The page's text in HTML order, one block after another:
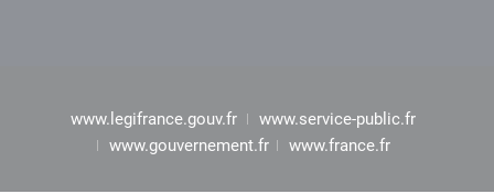
www.legifrance.gouv.fr
www.service-public.fr
www.gouvernement.fr
www.france.fr